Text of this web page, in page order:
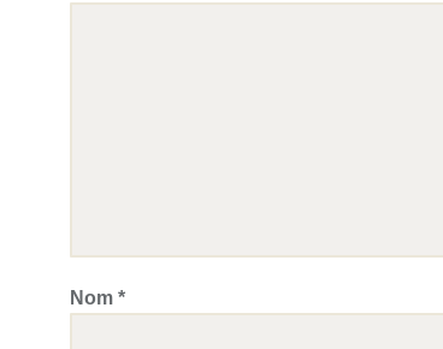
Nom *